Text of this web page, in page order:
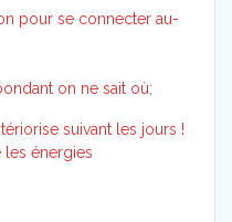
pour se connecter au-
on ne sait où;
suivant les jours !
les énergies